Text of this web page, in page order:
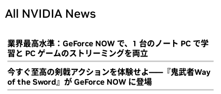
All NVIDIA News
業界最高水準：GeForce NOW で、1 台のノート PC で学
習と PC ゲームのストリーミングを両立
今すぐ至高の剣戟アクションを体験せよ――『鬼武者Way
of the Sword』が GeForce NOW に登場